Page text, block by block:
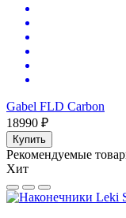
Gabel FLD Carbon
18990 ₽
Купить
Рекомендуемые
Хит